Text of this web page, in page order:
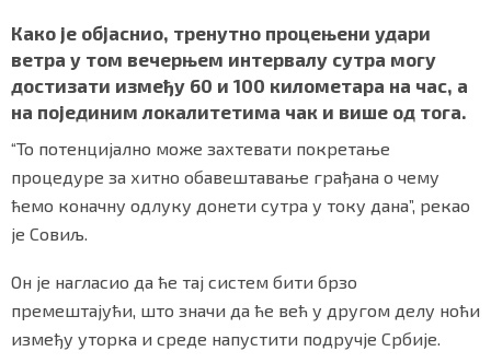
Како је објаснио, тренутно процењени удари
ветра у том вечерњем интервалу сутра могу
достизати између 60 и 100 километара на час, а
на појединим локалитетима чак и више од тога.
“То потенцијално може захтевати покретање
процедуре за хитно обавештавање грађана о чему
ћемо коначну одлуку донети сутра у току дана”, рекао
је Совиљ.
Он је нагласио да ће тај систем бити брзо
премештајући, што значи да ће већ у другом делу ноћи
између уторка и среде напустити подручје Србије.